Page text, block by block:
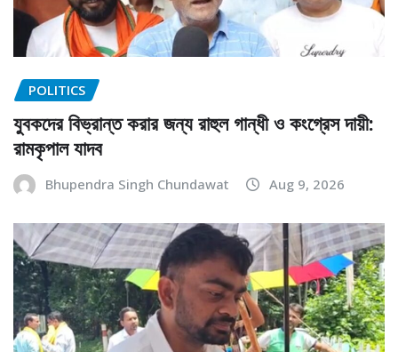
POLITICS
যুবকদের বিভ্রান্ত করার জন্য রাহুল গান্ধী ও কংগ্রেস দায়ী:
রামকৃপাল যাদব
Bhupendra Singh Chundawat Aug 9, 2026